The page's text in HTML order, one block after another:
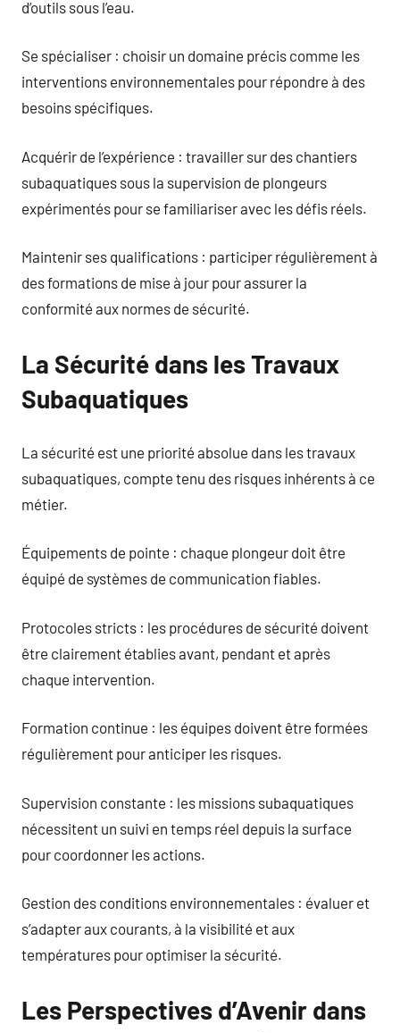
d’outils sous l’eau.
Se spécialiser : choisir un domaine précis comme les
interventions environnementales pour répondre à des
besoins spécifiques.
Acquérir de l’expérience : travailler sur des chantiers
subaquatiques sous la supervision de plongeurs
expérimentés pour se familiariser avec les défis réels.
Maintenir ses qualifications : participer régulièrement à
des formations de mise à jour pour assurer la
conformité aux normes de sécurité.
La Sécurité dans les Travaux
Subaquatiques
La sécurité est une priorité absolue dans les travaux
subaquatiques, compte tenu des risques inhérents à ce
métier.
Équipements de pointe : chaque plongeur doit être
équipé de systèmes de communication fiables.
Protocoles stricts : les procédures de sécurité doivent
être clairement établies avant, pendant et après
chaque intervention.
Formation continue : les équipes doivent être formées
régulièrement pour anticiper les risques.
Supervision constante : les missions subaquatiques
nécessitent un suivi en temps réel depuis la surface
pour coordonner les actions.
Gestion des conditions environnementales : évaluer et
s’adapter aux courants, à la visibilité et aux
températures pour optimiser la sécurité.
Les Perspectives d’Avenir dans